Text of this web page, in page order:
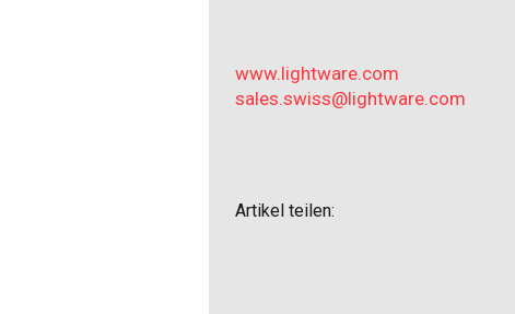
www.lightware.com
sales.swiss@lightware.com
Artikel teilen: